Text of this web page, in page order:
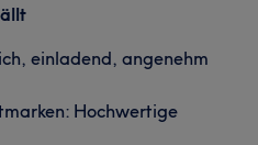
einladend, angenehm
Hochwertige